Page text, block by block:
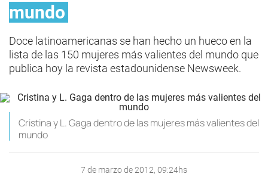
mundo
Doce latinoamericanas se han hecho un hueco en la
lista de las 150 mujeres más valientes del mundo que
publica hoy la revista estadounidense Newsweek.
Cristina y L. Gaga dentro de las mujeres más valientes del
mundo
7 de marzo de 2012, 09:24hs